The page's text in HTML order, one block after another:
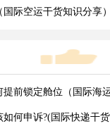
际空运干货知识分享）
前锁定舱位（国际海
何申诉?(国际快递干